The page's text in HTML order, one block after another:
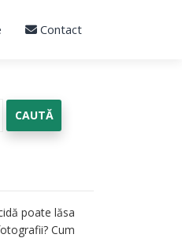
Contact
poate lăsa
Cum